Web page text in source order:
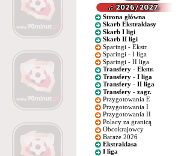
Strona główna
Skarb Ekstraklasy
Skarb I ligi
Skarb II ligi
Sparingi - Ekstr.
Sparingi - I liga
Sparingi - II liga
Transfery - Ekstr.
Transfery - I liga
Transfery - II liga
Transfery - zagr.
Przygotowania E
Przygotowania I
Przygotowania II
Polacy za granicą
Obcokrajowcy
Baraże 2026
Ekstraklasa
I liga